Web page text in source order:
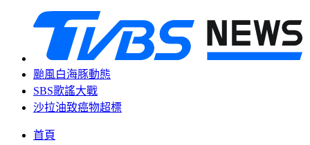
颱風白海豚動態
SBS歌謠大戰
沙拉油致癌物超標
首頁